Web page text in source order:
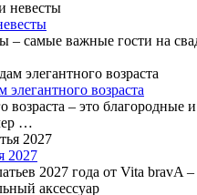
– самые важные гости на
элегантного возраста
возраста – это
…
2027
2027 года от Vita